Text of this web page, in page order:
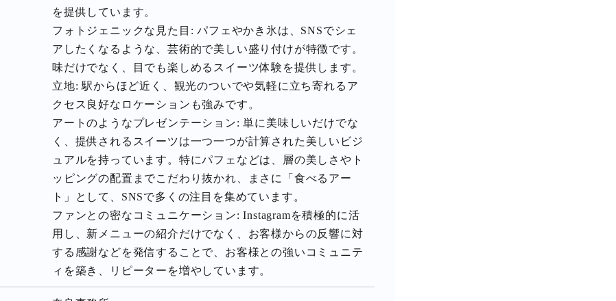
を提供しています。
フォトジェニックな見た目: パフェやかき氷は、SNSでシェ
アしたくなるような、芸術的で美しい盛り付けが特徴です。
味だけでなく、目でも楽しめるスイーツ体験を提供します。
立地: 駅からほど近く、観光のついでや気軽に立ち寄れるア
クセス良好なロケーションも強みです。
アートのようなプレゼンテーション: 単に美味しいだけでな
く、提供されるスイーツは一つ一つが計算された美しいビジ
ュアルを持っています。特にパフェなどは、層の美しさやト
ッピングの配置までこだわり抜かれ、まさに「食べるアー
ト」として、SNSで多くの注目を集めています。
ファンとの密なコミュニケーション: Instagramを積極的に活
用し、新メニューの紹介だけでなく、お客様からの反響に対
する感謝などを発信することで、お客様との強いコミュニテ
ィを築き、リピーターを増やしています。